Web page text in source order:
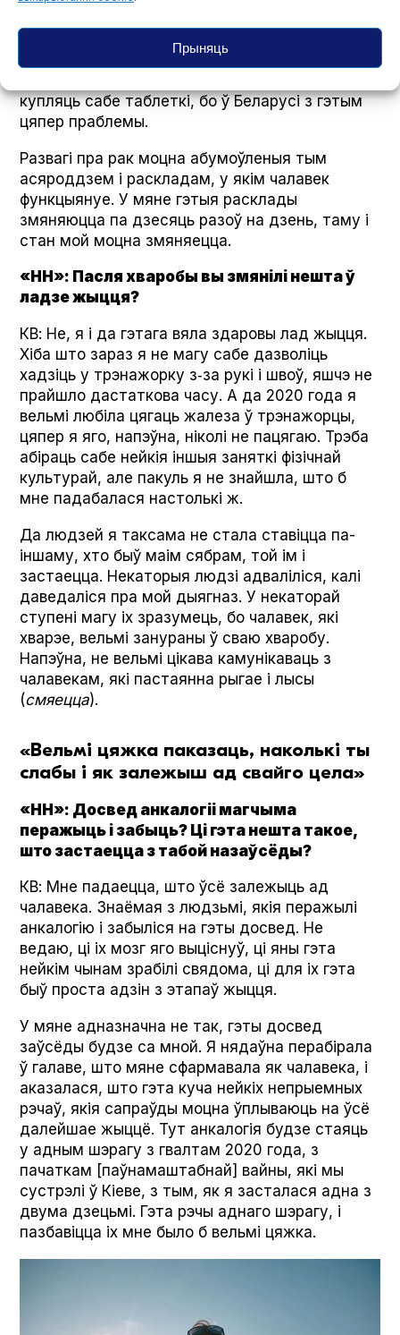
Прыняць
у мяне? На наступны дзень думаеш: лухта,
класна, што я жыву ў Польшчы, тут такое
купляць сабе таблеткі, бо ў Беларусі з гэтым
цяпер праблемы.
Развагі пра рак моцна абумоўленыя тым
асяроддзем і раскладам, у якім чалавек
функцыянуе. У мяне гэтыя расклады
змяняюцца па дзесяць разоў на дзень, таму і
стан мой моцна змяняецца.
«НН»: Пасля хваробы вы змянілі нешта ў
ладзе жыцця?
КВ: Не, я і да гэтага вяла здаровы лад жыцця.
Хіба што зараз я не магу сабе дазволіць
хадзіць у трэнажорку з‑за рукі і швоў, яшчэ не
прайшло дастаткова часу. А да 2020 года я
вельмі любіла цягаць жалеза ў трэнажорцы,
цяпер я яго, напэўна, ніколі не пацягаю. Трэба
абіраць сабе нейкія іншыя заняткі фізічнай
культурай, але пакуль я не знайшла, што б
мне падабалася настолькі ж.
Да людзей я таксама не стала ставіцца па-
іншаму, хто быў маім сябрам, той ім і
застаецца. Некаторыя людзі адваліліся, калі
даведаліся пра мой дыягназ. У некаторай
ступені магу іх зразумець, бо чалавек, які
хварэе, вельмі занураны ў сваю хваробу.
Напэўна, не вельмі цікава камунікаваць з
чалавекам, які пастаянна рыгае і лысы
(смяецца).
«Вельмі цяжка паказаць, наколькі ты
слабы і як залежыш ад свайго цела»
«НН»: Досвед анкалогіі магчыма
перажыць і забыць? Ці гэта нешта такое,
што застаецца з табой назаўсёды?
КВ: Мне падаецца, што ўсё залежыць ад
чалавека. Знаёмая з людзьмі, якія перажылі
анкалогію і забыліся на гэты досвед. Не
ведаю, ці іх мозг яго выціснуў, ці яны гэта
нейкім чынам зрабілі свядома, ці для іх гэта
быў проста адзін з этапаў жыцця.
У мяне адназначна не так, гэты досвед
заўсёды будзе са мной. Я нядаўна перабірала
ў галаве, што мяне сфармавала як чалавека, і
аказалася, што гэта куча нейкіх непрыемных
рэчаў, якія сапраўды моцна ўплываюць на ўсё
далейшае жыццё. Тут анкалогія будзе стаяць
у адным шэрагу з гвалтам 2020 года, з
пачаткам [паўнамаштабнай] вайны, які мы
сустрэлі ў Кіеве, з тым, як я засталася адна з
двума дзецьмі. Гэта рэчы аднаго шэрагу, і
пазбавіцца іх мне было б вельмі цяжка.